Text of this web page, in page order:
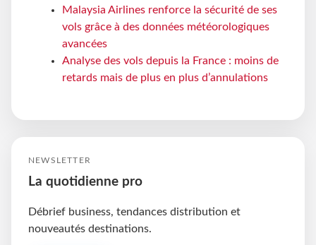
Malaysia Airlines renforce la sécurité de ses
vols grâce à des données météorologiques
avancées
Analyse des vols depuis la France : moins de
retards mais de plus en plus d’annulations
NEWSLETTER
La quotidienne pro
Débrief business, tendances distribution et
nouveautés destinations.